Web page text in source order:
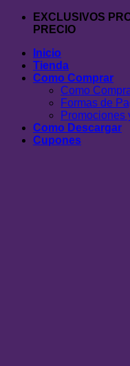
Saltar
EXCLUSIVOS
PRECIO
Inicio
Tienda
Como Comprar
Como
Formas de
Promociones
Como Descargar
Cupones